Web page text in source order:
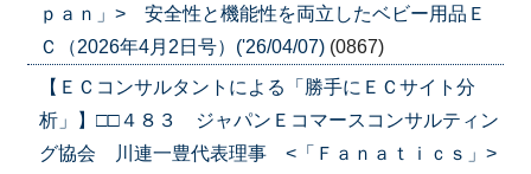
ｐａｎ」> 安全性と機能性を両立したベビー用品Ｅ
Ｃ（2026年4月2日号）('26/04/07) (0867)
【ＥＣコンサルタントによる「勝手にＥＣサイト分
析」】□□４８３ ジャパンＥコマースコンサルティン
グ協会 川連一豊代表理事 <「Ｆａｎａｔｉｃｓ」>